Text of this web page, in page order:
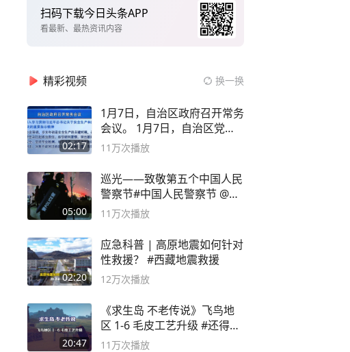
扫码下载今日头条APP
看最新、最热资讯内容
精彩视频 换一换
02:17
1月7日，自治区政府召开常务
会议。 1月7日，自治区党委
副书记
11万次播放
05:00
巡光——致敬第五个中国人民
警察节#中国人民警察节 @抖
音小助手
11万次播放
02:20
应急科普 | 高原地震如何针对
性救援？ #西藏地震救援
12万次播放
20:47
《求生岛 不老传说》飞鸟地
区 1-6 毛皮工艺升级 #还得是
主机大作
11万次播放